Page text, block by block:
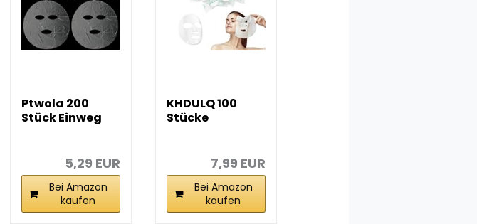
Ptwola 200
Stück Einweg
5,29 EUR
Bei Amazon
kaufen
KHDULQ 100
Stücke
Papier...7,99 EUR
Bei Amazon
kaufen